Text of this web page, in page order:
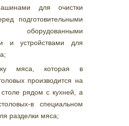
для очистки
подготовительными
и устройствами для
мяса, которая в
производится на
рядом с кухней, а
в специальном
разделки мяса;